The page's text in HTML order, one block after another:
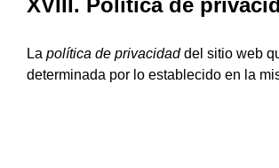
XVIII. Política de
La política de privacidaddel sitio web
determinada por lo establecido en la